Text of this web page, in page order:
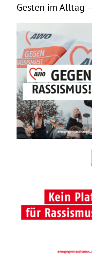
Gesten im Alltag –